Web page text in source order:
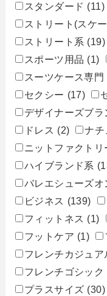
スタンダード (11)
ストリート(スケ
ストリート系 (19)
スポーツ用品 (1)
スーツケース専門
セクシー (17)
デザイナーズブラ
ドレス (2) ナチ
ニットファクトリ
ハイブランド系
バレエシューズオ
ビジネス (139)
フィットネス (1)
フットケア (1)
フレンチカジュア
フレンチゴシック
プラスサイズ (30)